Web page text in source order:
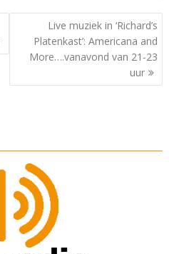
Live muziek in ‘Richard’s
Platenkast’: Americana and
More….vanavond van 21-23
uur